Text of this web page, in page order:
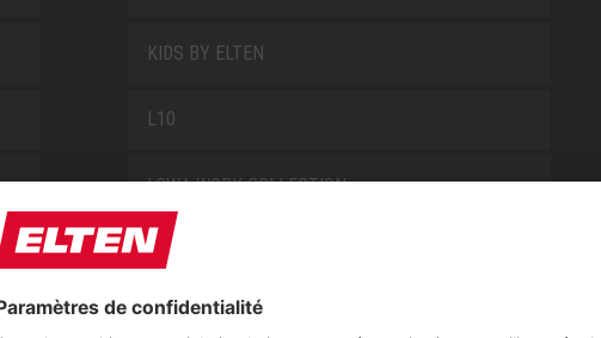
KIDS BY ELTEN
L10
LOWA WORK COLLECTION
MISS L10
NEW CLASSICS